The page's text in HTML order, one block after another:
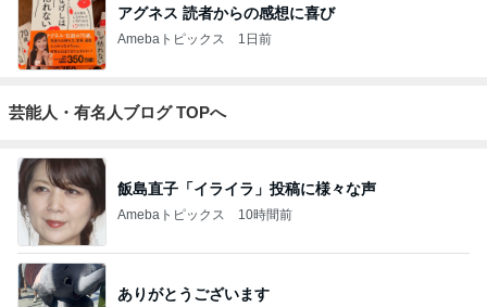
アグネス 読者からの感想に喜び
Amebaトピックス 1日前
芸能人・有名人ブログ TOPへ
飯島直子「イライラ」投稿に様々な声
Amebaトピックス 10時間前
ありがとうございます